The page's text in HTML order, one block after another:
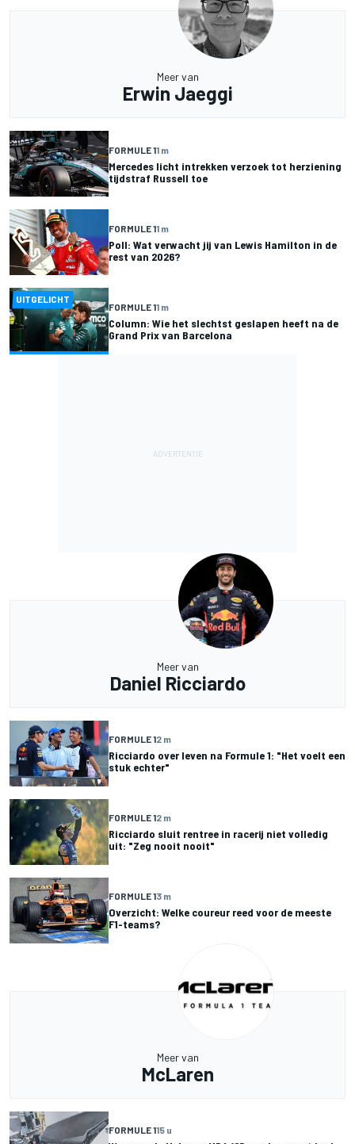
Meer van
Erwin Jaeggi
FORMULE 11 m
Mercedes licht intrekken verzoek tot herziening
tijdstraf Russell toe
FORMULE 11 m
Poll: Wat verwacht jij van Lewis Hamilton in de
rest van 2026?
UITGELICHT
FORMULE 11 m
Column: Wie het slechtst geslapen heeft na de
Grand Prix van Barcelona
Meer van
Daniel Ricciardo
FORMULE 12 m
Ricciardo over leven na Formule 1: "Het voelt een
stuk echter"
FORMULE 12 m
Ricciardo sluit rentree in racerij niet volledig
uit: "Zeg nooit nooit"
FORMULE 13 m
Overzicht: Welke coureur reed voor de meeste
F1-teams?
Meer van
McLaren
FORMULE 115 u